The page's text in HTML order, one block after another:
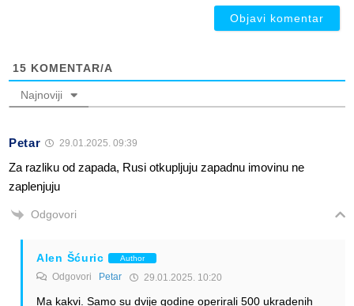
15 KOMENTAR/A
Najnoviji
Petar 29.01.2025. 09:39
Za razliku od zapada, Rusi otkupljuju zapadnu imovinu ne
zaplenjuju
Odgovori
Alen Šćuric Author
Odgovori Petar 29.01.2025. 10:20
Ma kakvi. Samo su dvije godine operirali 500 ukradenih